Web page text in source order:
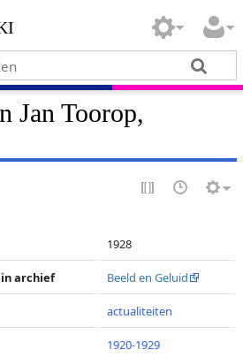
Jan Toorop,
1928
archief Beeld en Geluid
actualiteiten
1920-1929